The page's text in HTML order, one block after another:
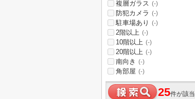
複層ガラス (-)
防犯カメラ (-)
駐車場あり (-)
2階以上 (-)
10階以上 (-)
20階以上 (-)
南向き (-)
角部屋 (-)
25件が該当